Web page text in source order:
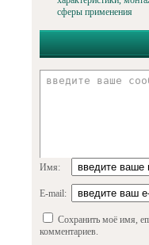
сферы применения
Имя:
E-mail:
Сохранить моё имя,
комментариев.